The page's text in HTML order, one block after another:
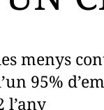
menys
95%
l’any